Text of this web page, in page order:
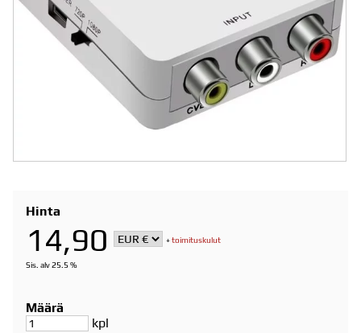
Hinta
14,90 +toimituskulut
Sis. alv 25.5 %
Määrä
kpl